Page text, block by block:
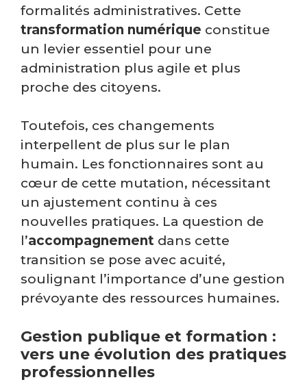
formalités administratives. Cette
transformation numérique constitue
un levier essentiel pour une
administration plus agile et plus
proche des citoyens.
Toutefois, ces changements
interpellent de plus sur le plan
humain. Les fonctionnaires sont au
cœur de cette mutation, nécessitant
un ajustement continu à ces
nouvelles pratiques. La question de
l’accompagnement dans cette
transition se pose avec acuité,
soulignant l’importance d’une gestion
prévoyante des ressources humaines.
Gestion publique et formation :
vers une évolution des pratiques
professionnelles